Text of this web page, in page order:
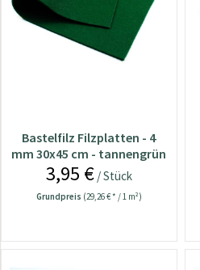
Bastelfilz Filzplatten - 4
mm 30x45 cm - tannengrün
3,95 €/ Stück
Grundpreis (29,26 € * / 1 m²)